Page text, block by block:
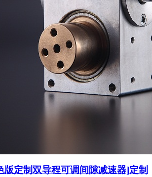
版定制双导程可调间隙减速器]定制